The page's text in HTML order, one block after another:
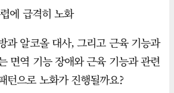
에 급격히 노화
과 알코올 대사, 그리고 근육 기능과
면역 기능 장애와 근육 기능과 관련
턴으로 노화가 진행될까요?